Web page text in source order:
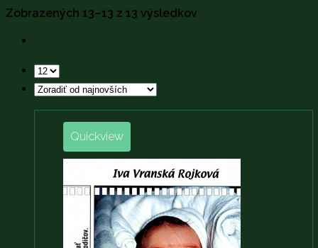
Zobrazených 13–13 z 13 výsledkov
Quickview